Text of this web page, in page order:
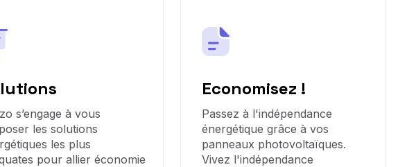
s’engage à vous
les solutions
les plus
pour allier économie
Economisez !
Passez à l'indépendance
énergétique grâce à vos
panneaux photovoltaïques.
Vivez l'indépendance